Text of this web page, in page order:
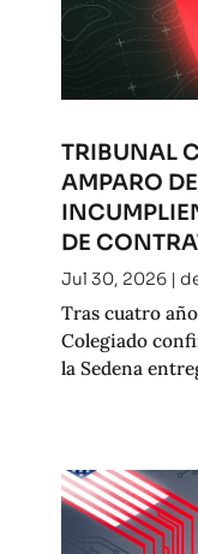
TRIBUNAL
AMPARO
DE
Jul 30, 2026|
Tras cuatro
Colegiado
la Sedena